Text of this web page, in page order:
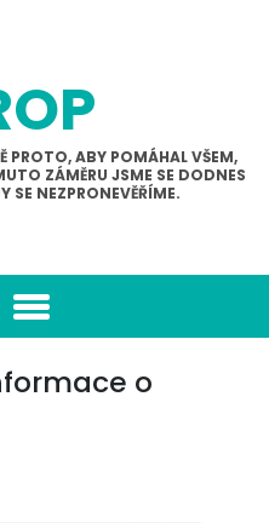
PROTO, ABY POMÁHAL VŠEM,
ZÁMĚRU JSME SE DODNES
SE NEZPRONEVĚŘÍME.
o